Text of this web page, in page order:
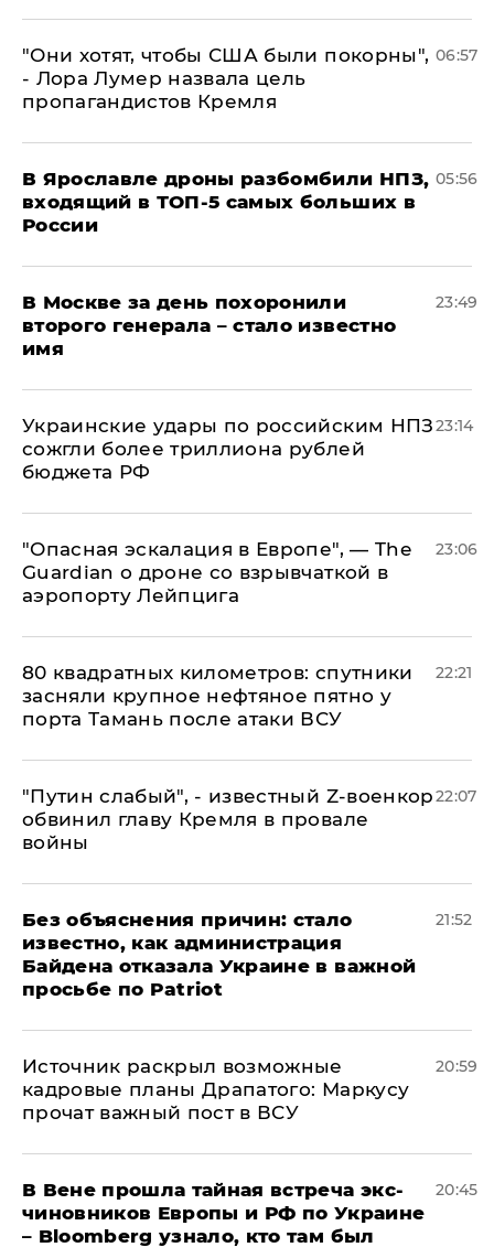
"Они хотят, чтобы США были покорны",
- Лора Лумер назвала цель
пропагандистов Кремля
06:57
В Ярославле дроны разбомбили НПЗ,
входящий в ТОП-5 самых больших в
России
05:56
В Москве за день похоронили
второго генерала – стало известно
имя
23:49
Украинские удары по российским НПЗ
сожгли более триллиона рублей
бюджета РФ
23:14
"Опасная эскалация в Европе", — The
Guardian о дроне со взрывчаткой в
аэропорту Лейпцига
23:06
80 квадратных километров: спутники
засняли крупное нефтяное пятно у
порта Тамань после атаки ВСУ
22:21
​"Путин слабый", - известный Z-военкор
обвинил главу Кремля в провале
войны
22:07
Без объяснения причин: стало
известно, как администрация
Байдена отказала Украине в важной
просьбе по Patriot
21:52
​Источник раскрыл возможные
кадровые планы Драпатого: Маркусу
прочат важный пост в ВСУ
20:59
В Вене прошла тайная встреча экс-
чиновников Европы и РФ по Украине
– Bloomberg узнало, кто там был
20:45